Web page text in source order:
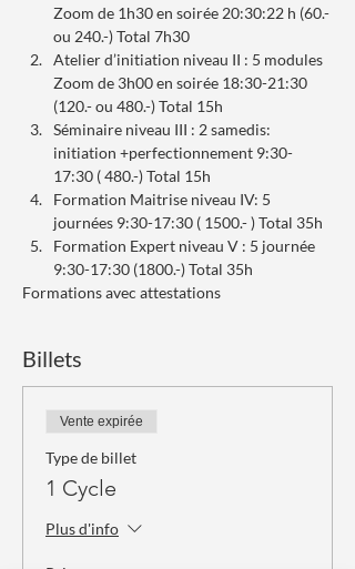
Zoom de 1h30 en soirée 20:30:22 h (60.-
ou 240.-) Total 7h30
Atelier d’initiation niveau II : 5 modules
Zoom de 3h00 en soirée 18:30-21:30
(120.- ou 480.-) Total 15h
Séminaire niveau III : 2 samedis:
initiation +perfectionnement 9:30-
17:30 ( 480.-) Total 15h
Formation Maitrise niveau IV: 5
journées 9:30-17:30 ( 1500.- ) Total 35h
Formation Expert niveau V : 5 journée
9:30-17:30 (1800.-) Total 35h
Formations avec attestations
Billets
Vente expirée
Type de billet
1 Cycle
Plus d'info